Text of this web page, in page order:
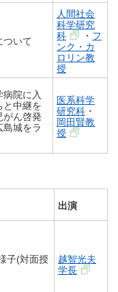
ついて
人間社会
科学研究
科
・ フ
ンク・カ
ロリン教
授
院に入
と中継を
がん啓発
島城をラ
医系科学
研究科 ・
岡田賢教
授
出演
子(対面授
越智光夫
学長